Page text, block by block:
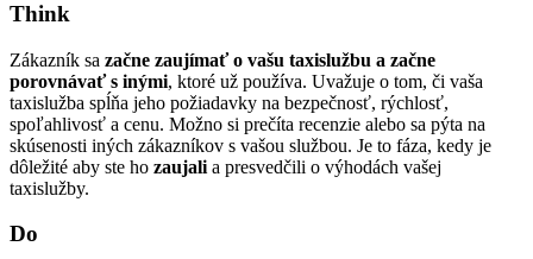
Think
Zákazník sa začne zaujímať o vašu taxislužbu a začne
porovnávať s inými, ktoré už používa. Uvažuje o tom, či vaša
taxislužba spĺňa jeho požiadavky na bezpečnosť, rýchlosť,
spoľahlivosť a cenu. Možno si prečíta recenzie alebo sa pýta na
skúsenosti iných zákazníkov s vašou službou. Je to fáza, kedy je
dôležité aby ste ho zaujali a presvedčili o výhodách vašej
taxislužby.
Do